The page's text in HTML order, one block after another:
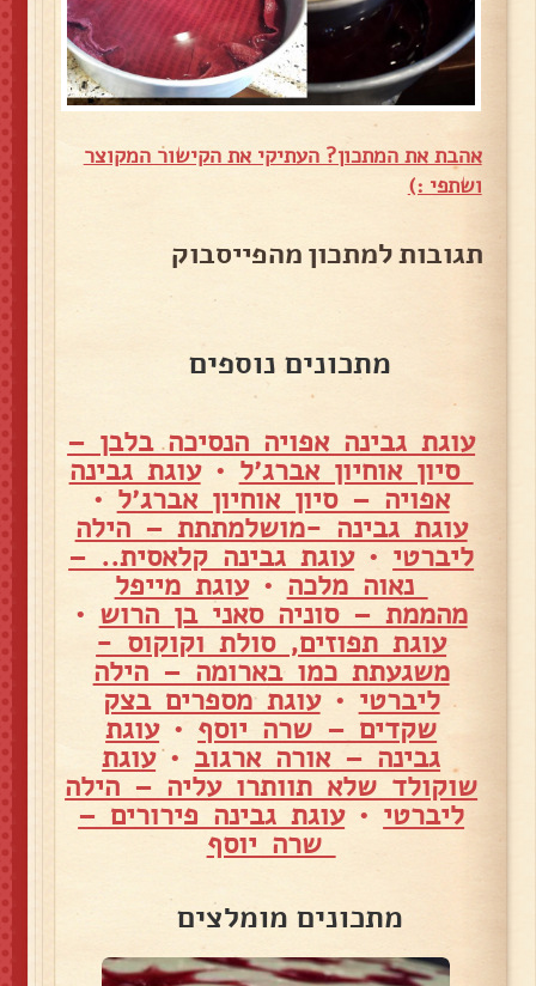
אהבת את המתכון? העתיקי את הקישור המקוצר
ושתפי :)
תגובות למתכון מהפייסבוק
מתכונים נוספים
עוגת גבינה אפויה הנסיכה בלבן –
סיון אוחיון אברג׳ל •עוגת גבינה
אפויה – סיון אוחיון אברג׳ל •
עוגת גבינה -מושלמתתת – הילה
ליברטי •עוגת גבינה קלאסית.. –
נאוה מלכה •עוגת מייפל
מהממת – סוניה סאני בן הרוש •
עוגת תפוזים, סולת וקוקוס -
משגעתת כמו בארומה – הילה
ליברטי •עוגת מספרים בצק
שקדים – שרה יוסף •עוגת
גבינה – אורה ארגוב •עוגת
שוקולד שלא תוותרו עליה – הילה
ליברטי •עוגת גבינה פירורים –
שרה יוסף
מתכונים מומלצים